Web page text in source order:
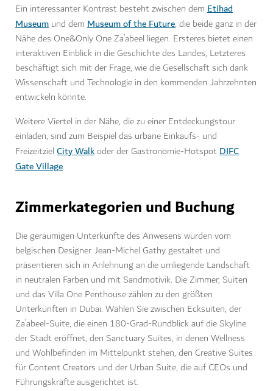
Ein interessanter Kontrast besteht zwischen dem Etihad
Museum und dem Museum of the Future, die beide ganz in der
Nähe des One&Only One Za’abeel liegen. Ersteres bietet einen
interaktiven Einblick in die Geschichte des Landes, Letzteres
beschäftigt sich mit der Frage, wie die Gesellschaft sich dank
Wissenschaft und Technologie in den kommenden Jahrzehnten
entwickeln könnte.
Weitere Viertel in der Nähe, die zu einer Entdeckungstour
einladen, sind zum Beispiel das urbane Einkaufs- und
Freizeitziel City Walkoder der Gastronomie-HotspotDIFC
Gate Village.
Zimmerkategorien und Buchung
Die geräumigen Unterkünfte des Anwesens wurden vom
belgischen Designer Jean-Michel Gathy gestaltet und
präsentieren sich in Anlehnung an die umliegende Landschaft
in neutralen Farben und mit Sandmotivik. Die Zimmer, Suiten
und das Villa One Penthouse zählen zu den größten
Unterkünften in Dubai. Wählen Sie zwischen Ecksuiten, der
Za’abeel-Suite, die einen 180-Grad-Rundblick auf die Skyline
der Stadt eröffnet, den Sanctuary Suites, in denen Wellness
und Wohlbefinden im Mittelpunkt stehen, den Creative Suites
für Content Creators und der Urban Suite, die auf CEOs und
Führungskräfte ausgerichtet ist.